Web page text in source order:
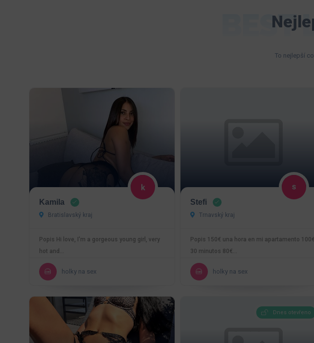
BEST
To nejlepší
Kamila
Bratislavský kraj
Popis Hi love, I'm a gorgeous young girl, very
hot and…
holky na sex
Stefi
Trnavský kraj
Popis 150€ una hora en mi apartamento 100€
30 minutos 80€…
holky na sex
Dnes otevřeno